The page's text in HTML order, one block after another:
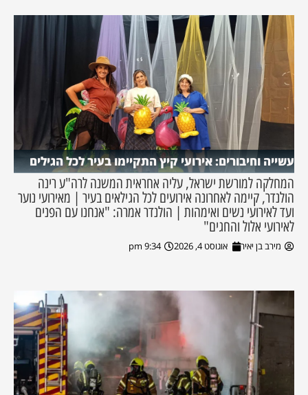
עשייה וחיבורים: אירועי קיץ התקיימו בעיר לכל הגילים
המחלקה למורשת ישראל, עליה אחראית המשנה לרה"ע רינה
הולנדר, קיימה לאחרונה אירועים לכל הגילאים בעיר | מאירועי נוער
ועד לאירועי נשים ואימהות | הולנדר אמרה: "אנחנו עם הפנים
לאירועי אלול והחגים"
מירב בן יאיר אוגוסט 4, 2026 9:34 pm